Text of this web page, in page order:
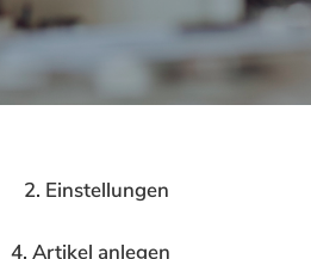
2. Einstellungen
4. Artikel anlegen